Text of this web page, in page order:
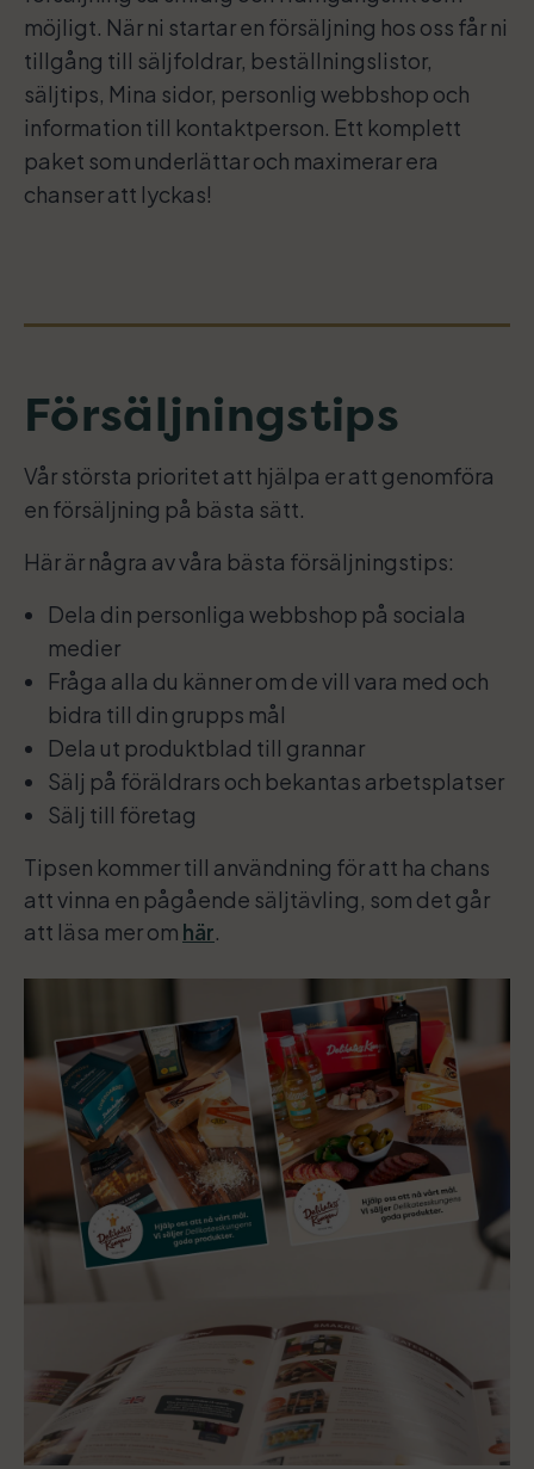
möjligt. När ni startar en försäljning hos oss får ni
tillgång till säljfoldrar, beställningslistor,
säljtips, Mina sidor, personlig webbshop och
information till kontaktperson. Ett komplett
paket som underlättar och maximerar era
chanser att lyckas!
Försäljningstips
Vår största prioritet att hjälpa er att genomföra
en försäljning på bästa sätt.
Här är några av våra bästa försäljningstips:
Dela din personliga webbshop på sociala
medier
Fråga alla du känner om de vill vara med och
bidra till din grupps mål
Dela ut produktblad till grannar
Sälj på föräldrars och bekantas arbetsplatser
Sälj till företag
Tipsen kommer till användning för att ha chans
att vinna en pågående säljtävling, som det går
att läsa mer om här.